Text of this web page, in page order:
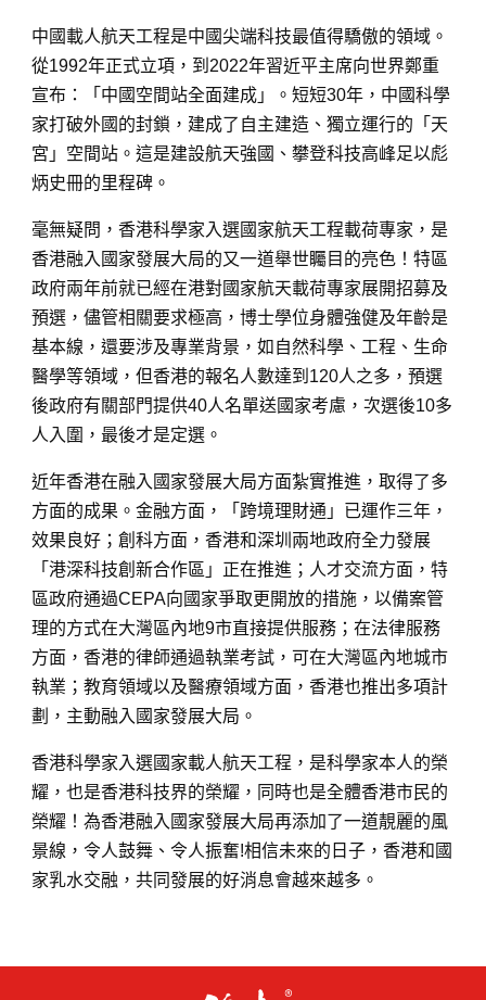
中國載人航天工程是中國尖端科技最值得驕傲的領域。
從1992年正式立項，到2022年習近平主席向世界鄭重
宣布：「中國空間站全面建成」。短短30年，中國科學
家打破外國的封鎖，建成了自主建造、獨立運行的「天
宮」空間站。這是建設航天強國、攀登科技高峰足以彪
炳史冊的里程碑。
毫無疑問，香港科學家入選國家航天工程載荷專家，是
香港融入國家發展大局的又一道舉世矚目的亮色！特區
政府兩年前就已經在港對國家航天載荷專家展開招募及
預選，儘管相關要求極高，博士學位身體強健及年齡是
基本線，還要涉及專業背景，如自然科學、工程、生命
醫學等領域，但香港的報名人數達到120人之多，預選
後政府有關部門提供40人名單送國家考慮，次選後10多
人入圍，最後才是定選。
近年香港在融入國家發展大局方面紮實推進，取得了多
方面的成果。金融方面，「跨境理財通」已運作三年，
效果良好；創科方面，香港和深圳兩地政府全力發展
「港深科技創新合作區」正在推進；人才交流方面，特
區政府通過CEPA向國家爭取更開放的措施，以備案管
理的方式在大灣區內地9市直接提供服務；在法律服務
方面，香港的律師通過執業考試，可在大灣區內地城市
執業；教育領域以及醫療領域方面，香港也推出多項計
劃，主動融入國家發展大局。
香港科學家入選國家載人航天工程，是科學家本人的榮
耀，也是香港科技界的榮耀，同時也是全體香港市民的
榮耀！為香港融入國家發展大局再添加了一道靚麗的風
景線，令人鼓舞、令人振奮!相信未來的日子，香港和國
家乳水交融，共同發展的好消息會越來越多。